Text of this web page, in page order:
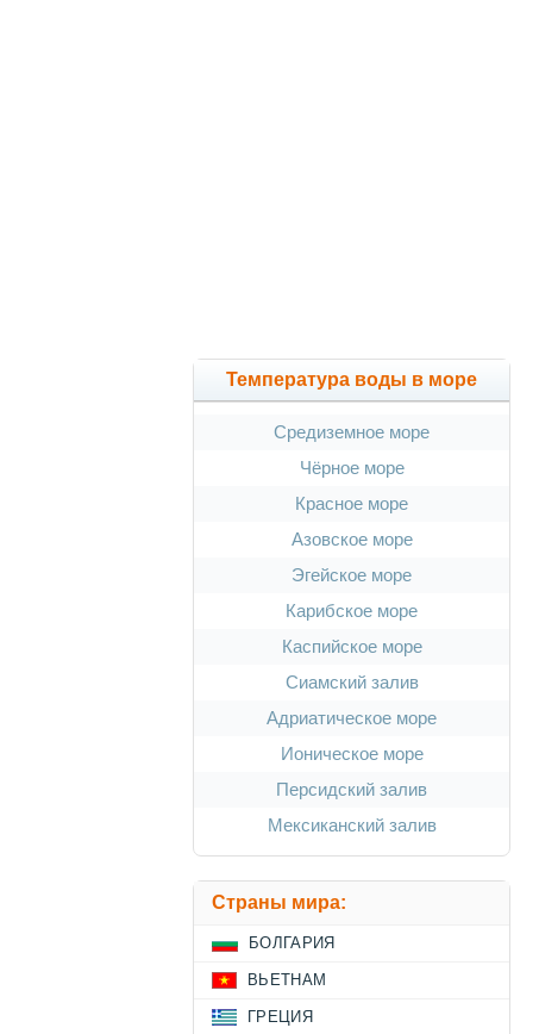
Температура воды в море
Средиземное море
Чёрное море
Красное море
Азовское море
Эгейское море
Карибское море
Каспийское море
Сиамский залив
Адриатическое море
Ионическое море
Персидский залив
Мексиканский залив
Страны мира:
БОЛГАРИЯ
ВЬЕТНАМ
ГРЕЦИЯ